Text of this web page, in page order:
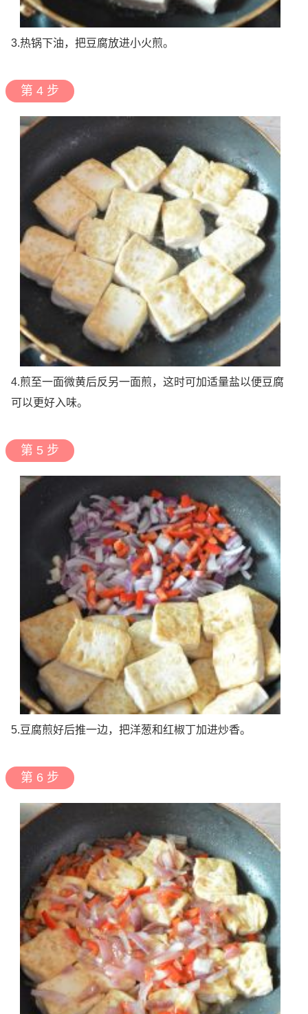
3.热锅下油，把豆腐放进小火煎。
第 4 步
4.煎至一面微黄后反另一面煎，这时可加适量盐以便豆腐
可以更好入味。
第 5 步
5.豆腐煎好后推一边，把洋葱和红椒丁加进炒香。
第 6 步